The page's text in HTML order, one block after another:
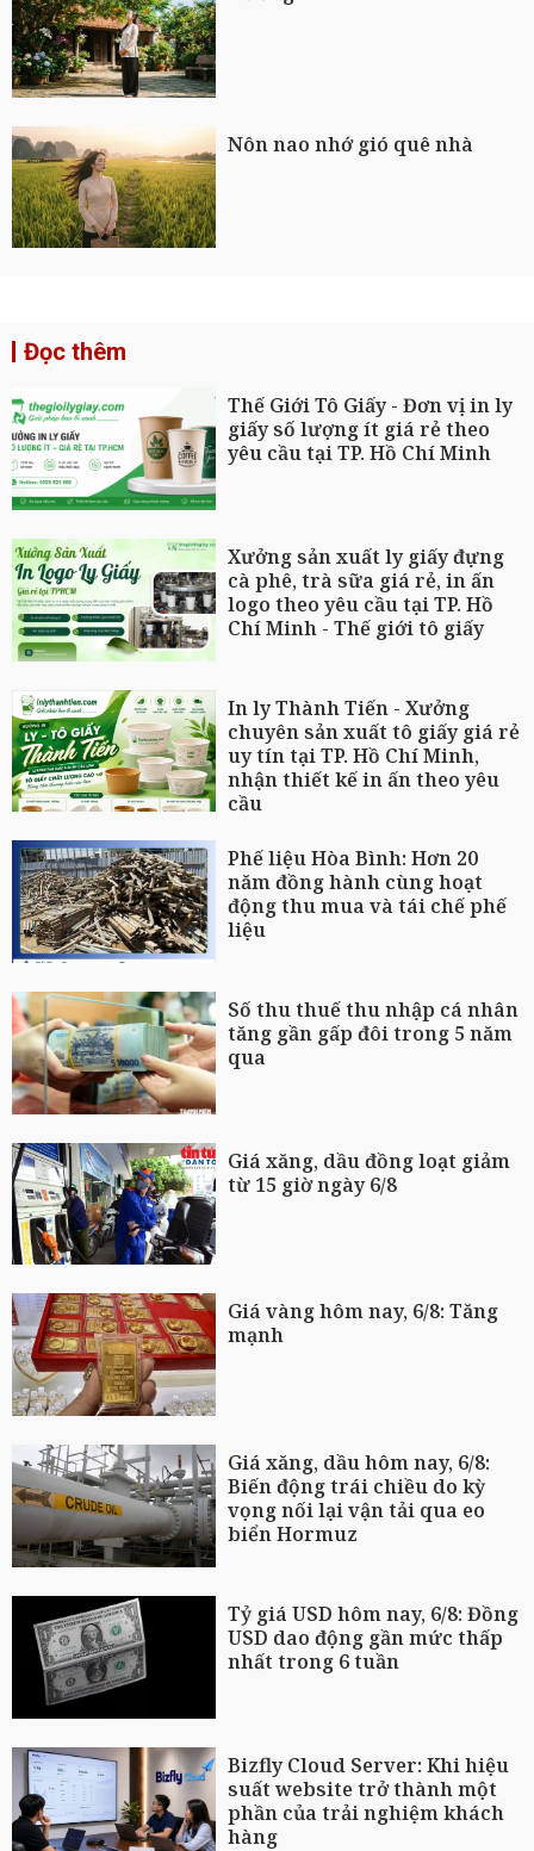
Nôn nao nhớ gió quê nhà
Đọc thêm
Thế Giới Tô Giấy - Đơn vị in ly
giấy số lượng ít giá rẻ theo
yêu cầu tại TP. Hồ Chí Minh
Xưởng sản xuất ly giấy đựng
cà phê, trà sữa giá rẻ, in ấn
logo theo yêu cầu tại TP. Hồ
Chí Minh - Thế giới tô giấy
In ly Thành Tiến - Xưởng
chuyên sản xuất tô giấy giá rẻ
uy tín tại TP. Hồ Chí Minh,
nhận thiết kế in ấn theo yêu
cầu
Phế liệu Hòa Bình: Hơn 20
năm đồng hành cùng hoạt
động thu mua và tái chế phế
liệu
Số thu thuế thu nhập cá nhân
tăng gần gấp đôi trong 5 năm
qua
Giá xăng, dầu đồng loạt giảm
từ 15 giờ ngày 6/8
Giá vàng hôm nay, 6/8: Tăng
mạnh
Giá xăng, dầu hôm nay, 6/8:
Biến động trái chiều do kỳ
vọng nối lại vận tải qua eo
biển Hormuz
Tỷ giá USD hôm nay, 6/8: Đồng
USD dao động gần mức thấp
nhất trong 6 tuần
Bizfly Cloud Server: Khi hiệu
suất website trở thành một
phần của trải nghiệm khách
hàng